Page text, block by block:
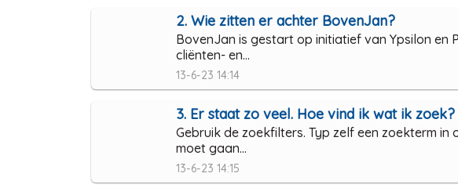
2. Wie zitten er achter BovenJan?
BovenJan is gestart op initiatief van Ypsilon en
cliënten- en...
13-6-23 14:14
3. Er staat zo veel. Hoe vind ik wat ik zoek?
Gebruik de zoekfilters. Typ zelf een zoekterm
moet gaan...
13-6-23 14:15